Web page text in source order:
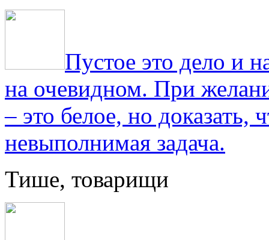
Пустое это дело и
на очевидном. При
– это белое, но доказать,
невыполнимая задача.
Тише, товарищи